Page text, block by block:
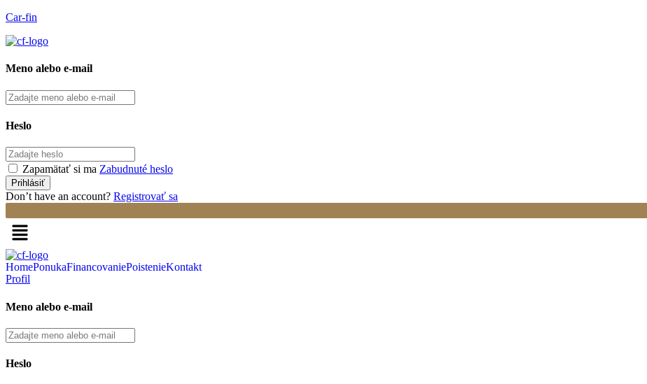
Car-fin
Meno alebo e-mail
Heslo
Zapamätať si ma Zabudnuté heslo
Don’t have an account? Registrovať sa
HomePonukaFinancovaniePoistenieKontakt
Profil
Meno alebo e-mail
Heslo